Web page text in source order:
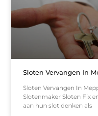
Sloten Vervangen In
Sloten Vervangen In
Slotenmaker Sloten Fix
aan hun slot denken als